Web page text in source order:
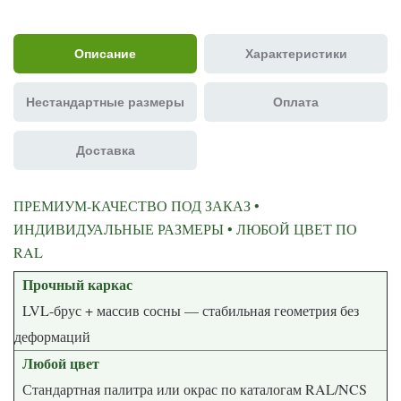
Описание Характеристики
Нестандартные размеры Оплата
Доставка
ПРЕМИУМ-КАЧЕСТВО ПОД ЗАКАЗ •
ИНДИВИДУАЛЬНЫЕ РАЗМЕРЫ • ЛЮБОЙ ЦВЕТ ПО
RAL
Прочный каркас
LVL-брус + массив сосны — стабильная геометрия без
деформаций
Любой цвет
Стандартная палитра или окрас по каталогам RAL/NCS